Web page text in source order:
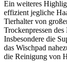
Ein weiteres
effizient jegliche
Tierhalter von
Trockenpressen
Insbesondere die
das Wischpad
die Reinigung von